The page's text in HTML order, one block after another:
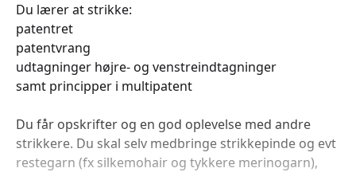
Du lærer at strikke:
patentret
patentvrang
udtagninger højre- og venstreindtagninger
samt principper i multipatent
Du får opskrifter og en god oplevelse med andre
strikkere. Du skal selv medbringe strikkepinde og evt
restegarn (fx silkemohair og tykkere merinogarn),